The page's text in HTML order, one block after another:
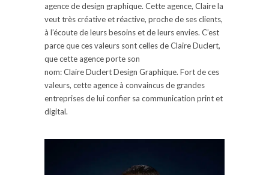
agencede design graphique. Cette agence, Claire la
veut très créative et réactive, proche de ses clients,
à l’écoute de leurs besoins et de leurs envies. C’est
parce que ces valeurs sont celles de ClaireDuclert,
que cette agence porte son
nom:ClaireDuclertDesign Graphique. Fort de ces
valeurs, cette agence à convaincus de grandes
entreprises de lui confier sa communication printet
digital.